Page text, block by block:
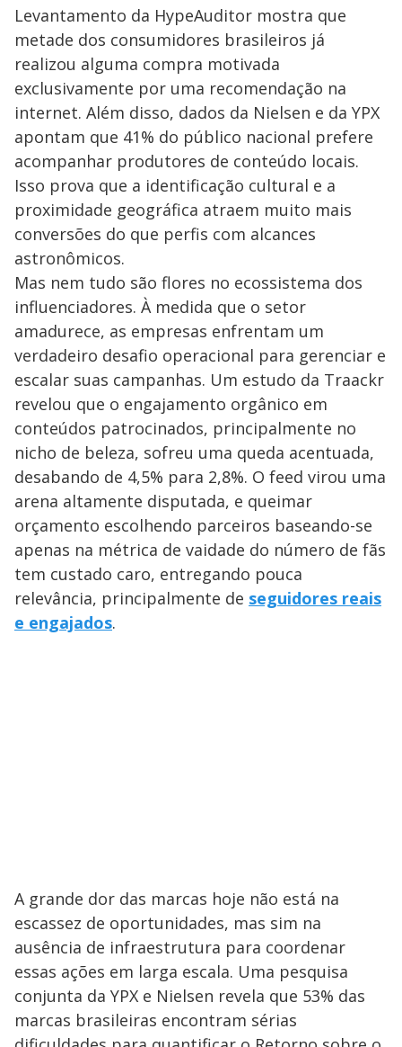
Levantamento da HypeAuditor mostra que
metade dos consumidores brasileiros já
realizou alguma compra motivada
exclusivamente por uma recomendação na
internet. Além disso, dados da Nielsen e da YPX
apontam que 41% do público nacional prefere
acompanhar produtores de conteúdo locais.
Isso prova que a identificação cultural e a
proximidade geográfica atraem muito mais
conversões do que perfis com alcances
astronômicos.
Mas nem tudo são flores no ecossistema dos
influenciadores. À medida que o setor
amadurece, as empresas enfrentam um
verdadeiro desafio operacional para gerenciar e
escalar suas campanhas. Um estudo da Traackr
revelou que o engajamento orgânico em
conteúdos patrocinados, principalmente no
nicho de beleza, sofreu uma queda acentuada,
desabando de 4,5% para 2,8%. O feed virou uma
arena altamente disputada, e queimar
orçamento escolhendo parceiros baseando-se
apenas na métrica de vaidade do número de fãs
tem custado caro, entregando pouca
relevância, principalmente de seguidores reais
e engajados.
A grande dor das marcas hoje não está na
escassez de oportunidades, mas sim na
ausência de infraestrutura para coordenar
essas ações em larga escala. Uma pesquisa
conjunta da YPX e Nielsen revela que 53% das
marcas brasileiras encontram sérias